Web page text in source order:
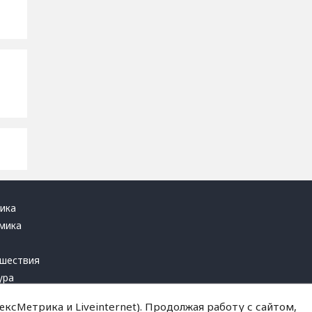
и Liveinternet). Продолжая работу с сайтом,